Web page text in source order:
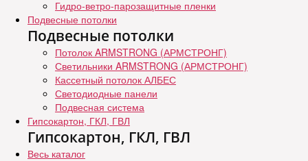
Гидро-ветро-парозащитные пленки
Подвесные потолки
Подвесные потолки
Потолок ARMSTRONG (АРМСТРОНГ)
Светильники ARMSTRONG (АРМСТРОНГ)
Кассетный потолок АЛБЕС
Светодиодные панели
Подвесная система
Гипсокартон, ГКЛ, ГВЛ
Гипсокартон, ГКЛ, ГВЛ
Весь каталог